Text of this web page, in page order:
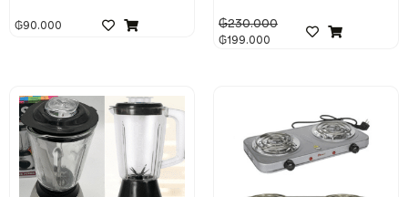
₲90.000 ₲230.000
₲199.000